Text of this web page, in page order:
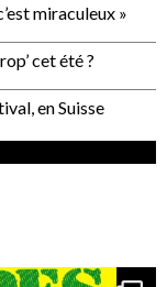
miraculeux »
cet été ?
en Suisse